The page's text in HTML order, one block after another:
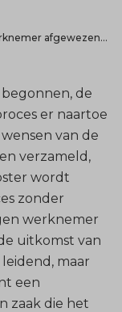
Vakantieverzoek werknemer afgewezen, mag dat?
de
er naartoe
van de
verzameld,
wordt
zonder
werknemer
uitkomst van
maar
een
zaak die het